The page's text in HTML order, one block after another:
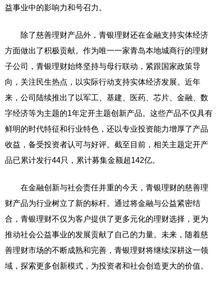
益事业中的影响力和号召力。
除了慈善理财产品外，青银理财还在金融支持实体经济
方面做出了积极贡献。作为唯一一家青岛本地城商行的理财
子公司，青银理财始终坚持与母行联动，紧跟国家政策导
向，关注民生热点，以实际行动支持实体经济发展。近年
来，公司陆续推出了以军工、基建、医药、芯片、金融、数
字经济等为主题的1年定开主题创新产品。这些产品不仅具有
鲜明的时代特征和行业特色，还以专业投资能力增厚了产品
收益，备受投资者认可与好评。截至目前，相关主题定开产
品已累计发行44只，累计募集金额超142亿。
在金融创新与社会责任并重的今天，青银理财的慈善理
财产品为行业树立了新的标杆。通过将金融与公益紧密结
合，青银理财不仅为客户提供了更多元化的理财选择，更为
推动社会公益事业的发展贡献了自己的力量。未来，随着慈
善理财市场的不断成熟和完善，青银理财将继续深耕这一领
域，探索更多创新模式，为投资者和社会创造更大的价值。